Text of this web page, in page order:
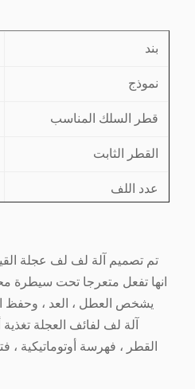
بند
نموذج
قطر السلك المناسب
القطر الثابت
عدد اللف
مزود الطاقة
وزن الماكينة
تم تصميم آلة لف لف عجلة
يشخص العطل ، العد ، وحفظ
آلة لف لفائف العجلة تغذية
القطر ، فهرسة أوتوماتيكية ،